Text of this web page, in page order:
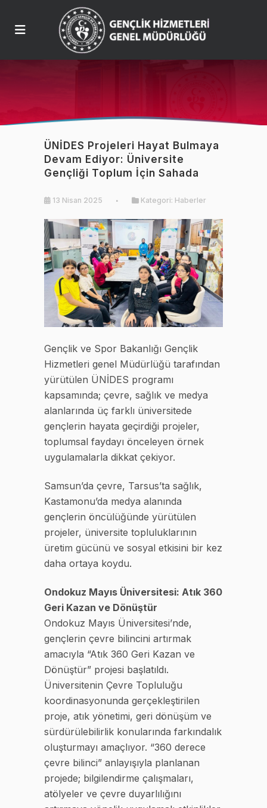
ÜNİDES Projeleri Hayat Bulmaya
Devam Ediyor: Üniversite
Gençliği Toplum İçin Sahada
13 Nisan 2025 Kategori: Haberler
Gençlik ve Spor Bakanlığı Gençlik
Hizmetleri genel Müdürlüğü tarafından
yürütülen ÜNİDES programı
kapsamında; çevre, sağlık ve medya
alanlarında üç farklı üniversitede
gençlerin hayata geçirdiği projeler,
toplumsal faydayı önceleyen örnek
uygulamalarla dikkat çekiyor.
Samsun’da çevre, Tarsus’ta sağlık,
Kastamonu’da medya alanında
gençlerin öncülüğünde yürütülen
projeler, üniversite topluluklarının
üretim gücünü ve sosyal etkisini bir kez
daha ortaya koydu.
Ondokuz Mayıs Üniversitesi: Atık 360
Geri Kazan ve Dönüştür
Ondokuz Mayıs Üniversitesi’nde,
gençlerin çevre bilincini artırmak
amacıyla “Atık 360 Geri Kazan ve
Dönüştür” projesi başlatıldı.
Üniversitenin Çevre Topluluğu
koordinasyonunda gerçekleştirilen
proje, atık yönetimi, geri dönüşüm ve
sürdürülebilirlik konularında farkındalık
oluşturmayı amaçlıyor. “360 derece
çevre bilinci” anlayışıyla planlanan
projede; bilgilendirme çalışmaları,
atölyeler ve çevre duyarlılığını